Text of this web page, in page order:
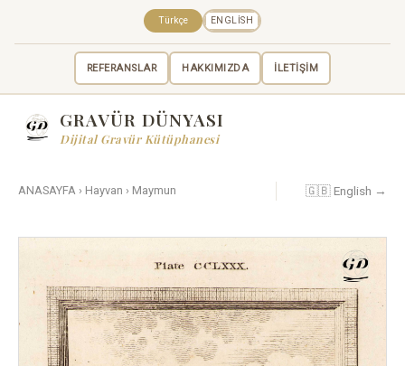
REFERANSLAR HAKKIMIZDA İLETİŞİM
Türkçe ENGLISH
GRAVÜR DÜNYASI
Dijital Gravür Kütüphanesi
ANASAYFA › Hayvan › Maymun 🇬🇧 English →